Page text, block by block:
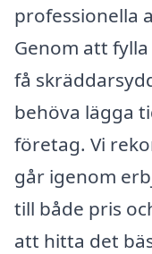
professionella
Genom att
få
behöva lägga
företag. Vi
går igenom
till både pris
att hitta det